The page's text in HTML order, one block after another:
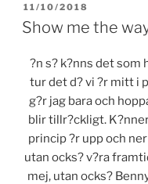
POSTED
ON
11/10/2018
Show me the
?n s? k?nns det som
tur det d? vi ?r mitt i
g?r jag bara och
blir tillr?ckligt.
princip ?r upp och
utan ocks? v?ra
mej, utan ocks?